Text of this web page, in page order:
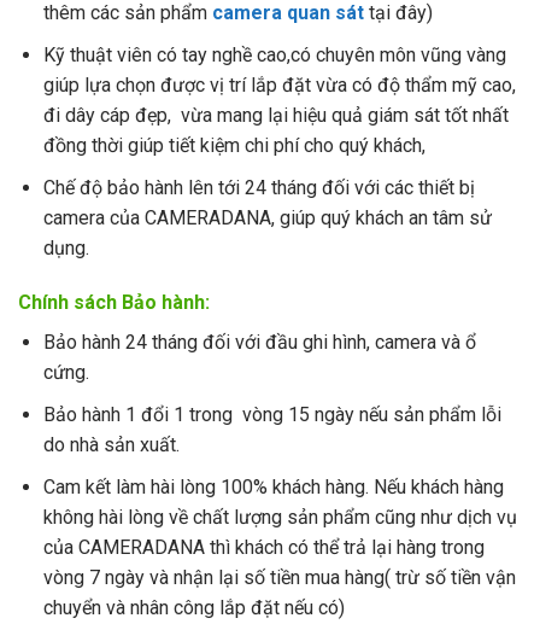
thêm các sản phẩm camera quan sáttại đây)
Kỹ thuật viên có tay nghề cao,có chuyên môn vũng vàng
giúp lựa chọn được vị trí lắp đặt vừa có độ thẩm mỹ cao,
đi dây cáp đẹp, vừa mang lại hiệu quả giám sát tốt nhất
đồng thời giúp tiết kiệm chi phí cho quý khách,
Chế độ bảo hành lên tới 24 tháng đối với các thiết bị
camera của CAMERADANA, giúp quý khách an tâm sử
dụng.
Chính sách Bảo hành:
Bảo hành 24 tháng đối với đầu ghi hình, camera và ổ
cứng.
Bảo hành 1 đổi 1 trong vòng 15 ngày nếu sản phẩm lỗi
do nhà sản xuất.
Cam kết làm hài lòng 100% khách hàng. Nếu khách hàng
không hài lòng về chất lượng sản phẩm cũng như dịch vụ
của CAMERADANA thì khách có thể trả lại hàng trong
vòng 7 ngày và nhận lại số tiền mua hàng( trừ số tiền vận
chuyển và nhân công lắp đặt nếu có)